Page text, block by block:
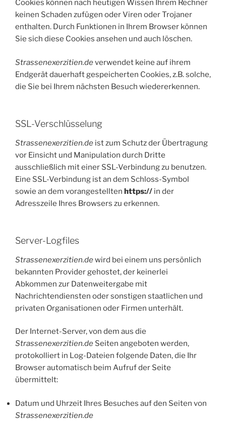
Cookies können nach heutigen Wissen Ihrem Rechner
keinen Schaden zufügen oder Viren oder Trojaner
enthalten. Durch Funktionen in Ihrem Browser können
Sie sich diese Cookies ansehen und auch löschen.
Strassenexerzitien.deverwendet keine auf ihrem
Endgerät dauerhaft gespeicherten Cookies, z.B. solche,
die Sie bei Ihrem nächsten Besuch wiedererkennen.
SSL-Verschlüsselung
Strassenexerzitien.de ist zum Schutz der Übertragung
vor Einsicht und Manipulation durch Dritte
ausschließlich mit einer SSL-Verbindung zu benutzen.
Eine SSL-Verbindung ist an dem Schloss-Symbol
sowie an dem vorangestellten https:// in der
Adresszeile Ihres Browsers zu erkennen.
Server-Logfiles
Strassenexerzitien.dewird bei einem uns persönlich
bekannten Provider gehostet, der keinerlei
Abkommen zur Datenweitergabe mit
Nachrichtendiensten oder sonstigen staatlichen und
privaten Organisationen oder Firmen unterhält.
Der Internet-Server, von dem aus die
Strassenexerzitien.de Seiten angeboten werden,
protokolliert in Log-Dateien folgende Daten, die Ihr
Browser automatisch beim Aufruf der Seite
übermittelt:
Datum und Uhrzeit Ihres Besuches auf den Seiten von
Strassenexerzitien.de